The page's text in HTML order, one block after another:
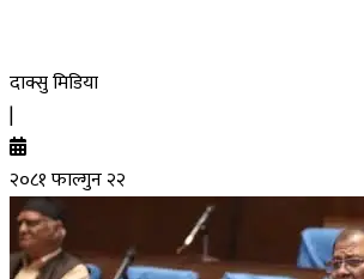
दाक्सु मिडिया
|
२०८१ फाल्गुन २२